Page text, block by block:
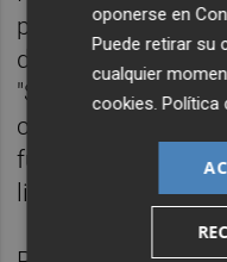
presupuesto
destacado la
"Si no tenemos
cambiar las cosas
funcionarios que
listas de espera
oponerse en
Puede retirar su
cualquier
cookies .Política